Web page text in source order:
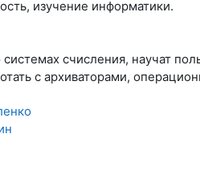
изучение информатики.
счисления, научат
с архиваторами,